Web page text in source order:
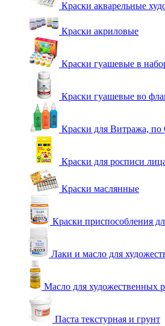
Краски акварельные
Краски акриловые
Краски гуашевые в
Краски гуашевые во
Краски для Витража, по
Краски для росписи
Краски маслянные
Краски приспособления
Лаки и масло для
Масло для художественных
Паста текстурная и грунт